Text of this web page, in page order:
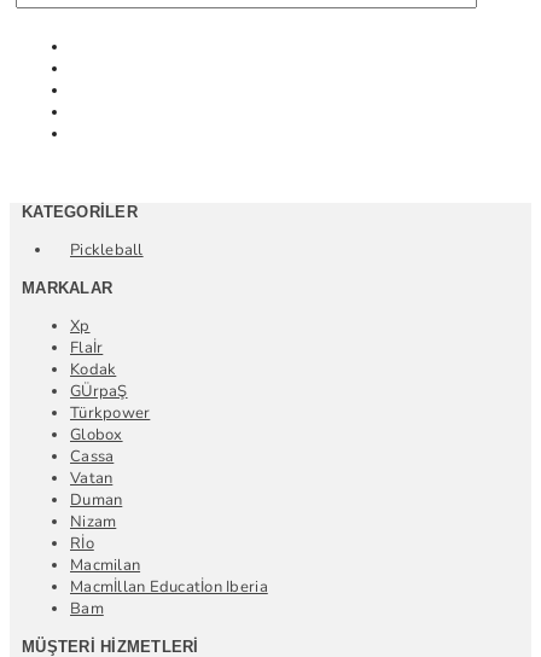
KATEGORILER
Pickleball
MARKALAR
Xp
Flaİr
Kodak
GÜrpaŞ
Türkpower
Globox
Cassa
Vatan
Duman
Nizam
Rİo
Macmilan
Macmİllan Educatİon Iberia
Bam
MÜŞTERI HIZMETLERI